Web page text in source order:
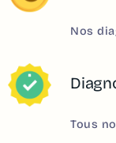
Nos
Tous